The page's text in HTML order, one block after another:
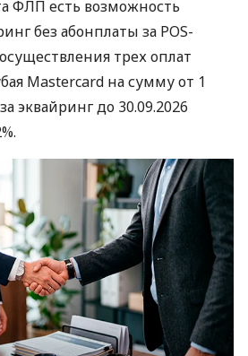
ФЛП есть возможность
без абонплаты за POS-
трех оплат
Mastercard на сумму от 1
эквайринг до 30.09.2026